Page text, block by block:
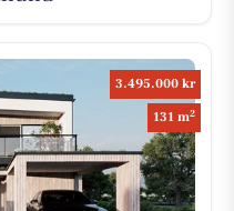
3.495.000 kr
131 m2